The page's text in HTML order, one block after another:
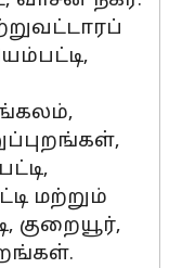
மற்றும்
குறையூர்,